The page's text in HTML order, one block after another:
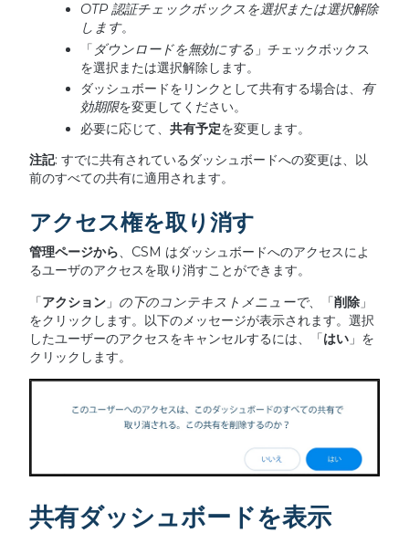
OTP 認証チェックボックスを選択または選択解除
します。
「 ダウンロードを無効にする 」チェックボックス
を選択または選択解除します。
ダッシュボードをリンクとして共有する場合は、 有
効期限を変更してください。
必要に応じて、 共有予定を変更します。
注記: すでに共有されているダッシュボードへの変更は、以
前のすべての共有に適用されます。
アクセス権を取り消す
管理ページから、CSM はダッシュボードへのアクセスによ
るユーザのアクセスを取り消すことができます。
「アクション」 の下のコンテキストメニューで、「削除」
をクリックします。以下のメッセージが表示されます。選択
したユーザーのアクセスをキャンセルするには、「はい」を
クリックします。
共有ダッシュボードを表示